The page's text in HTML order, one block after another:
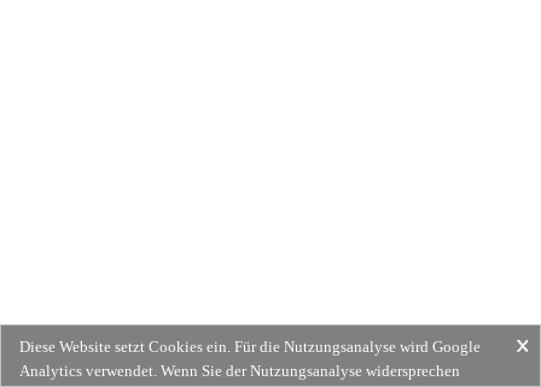
Diese Website setzt Cookies ein. Für die Nutzungsanalyse wird Google
Analytics verwendet. Wenn Sie der Nutzungsanalyse widersprechen